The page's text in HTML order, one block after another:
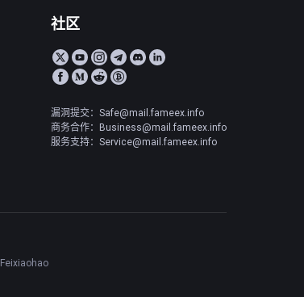
社区
漏洞提交：Safe@mail.fameex.info
商务合作：Business@mail.fameex.info
服务支持：Service@mail.fameex.info
Feixiaohao